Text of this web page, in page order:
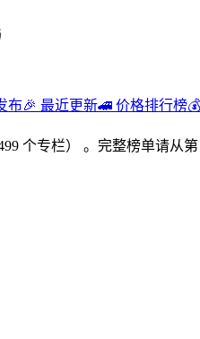
布🎉 最近更新🚄 价格排行榜💰
个专栏） 。完整榜单请从第